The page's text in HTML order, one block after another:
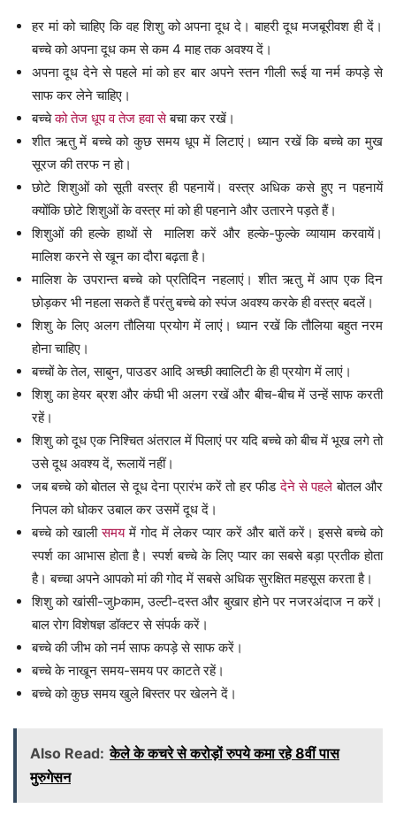
हर मां को चाहिए कि वह शिशु को अपना दूध दे। बाहरी दूध मजबूरीवश ही दें।
बच्चे को अपना दूध कम से कम 4 माह तक अवश्य दें।
अपना दूध देने से पहले मां को हर बार अपने स्तन गीली रूई या नर्म कपड़े से
साफ कर लेने चाहिए।
बच्चेको तेज धूप व तेज हवा सेबचा कर रखें।
शीत ऋतु में बच्चे को कुछ समय धूप में लिटाएं। ध्यान रखें कि बच्चे का मुख
सूरज की तरफ न हो।
छोटे शिशुओं को सूती वस्त्र ही पहनायें। वस्त्र अधिक कसे हुए न पहनायें
क्योंकि छोटे शिशुओं के वस्त्र मां को ही पहनाने और उतारने पड़ते हैं।
शिशुओं की हल्के हाथों से मालिश करें और हल्के-फुल्के व्यायाम करवायें।
मालिश करने से खून का दौरा बढ़ता है।
मालिश के उपरान्त बच्चे को प्रतिदिन नहलाएं। शीत ऋतु में आप एक दिन
छोड़कर भी नहला सकते हैं परंतु बच्चे को स्पंज अवश्य करके ही वस्त्र बदलें।
शिशु के लिए अलग तौलिया प्रयोग में लाएं। ध्यान रखें कि तौलिया बहुत नरम
होना चाहिए।
बच्चों के तेल, साबुन, पाउडर आदि अच्छी क्वालिटी के ही प्रयोग में लाएं।
शिशु का हेयर ब्रश और कंघी भी अलग रखें और बीच-बीच में उन्हें साफ करती
रहें।
शिशु को दूध एक निश्चित अंतराल में पिलाएं पर यदि बच्चे को बीच में भूख लगे तो
उसे दूध अवश्य दें, रूलायें नहीं।
जब बच्चे को बोतल से दूध देना प्रारंभ करें तो हर फीडदेने से पहले बोतल और
निपल को धोकर उबाल कर उसमें दूध दें।
बच्चे को खालीसमयमें गोद में लेकर प्यार करें और बातें करें। इससे बच्चे को
स्पर्श का आभास होता है। स्पर्श बच्चे के लिए प्यार का सबसे बड़ा प्रतीक होता
है। बच्चा अपने आपको मां की गोद में सबसे अधिक सुरक्षित महसूस करता है।
शिशु को खांसी-जुÞकाम, उल्टी-दस्त और बुखार होने पर नजरअंदाज न करें।
बाल रोग विशेषज्ञ डॉक्टर से संपर्क करें।
बच्चे की जीभ को नर्म साफ कपड़े से साफ करें।
बच्चे के नाखून समय-समय पर काटते रहें।
बच्चे को कुछ समय खुले बिस्तर पर खेलने दें।
Also Read: केले के कचरे से करोड़ों रुपये कमा रहे 8वीं पास
मुरुगेसन